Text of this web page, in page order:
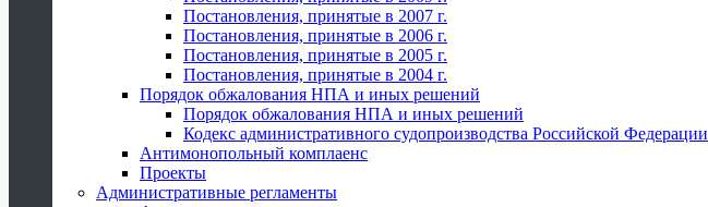
Постановления, принятые в 2007 г.
Постановления, принятые в 2006 г.
Постановления, принятые в 2005 г.
Постановления, принятые в 2004 г.
Порядок обжалования НПА и иных решений
Порядок обжалования НПА и иных решений
Кодекс административного судопроизводства Российской Федерации
Антимонопольный комплаенс
Проекты
Административные регламенты